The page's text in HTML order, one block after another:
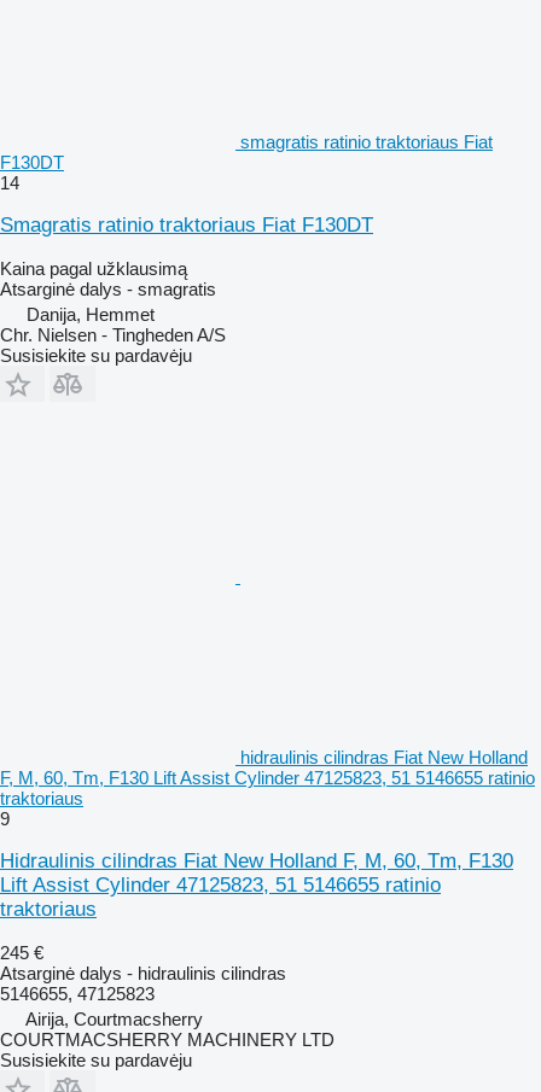
smagratis ratinio traktoriaus Fiat
F130DT
14
Smagratis ratinio traktoriaus Fiat F130DT
Kaina pagal užklausimą
Atsarginė dalys - smagratis
Danija, Hemmet
Chr. Nielsen - Tingheden A/S
Susisiekite su pardavėju
hidraulinis cilindras Fiat New Holland
F, M, 60, Tm, F130 Lift Assist Cylinder 47125823, 51 5146655 ratinio
traktoriaus
9
Hidraulinis cilindras Fiat New Holland F, M, 60, Tm, F130
Lift Assist Cylinder 47125823, 51 5146655 ratinio
traktoriaus
245 €
Atsarginė dalys - hidraulinis cilindras
5146655, 47125823
Airija, Courtmacsherry
COURTMACSHERRY MACHINERY LTD
Susisiekite su pardavėju